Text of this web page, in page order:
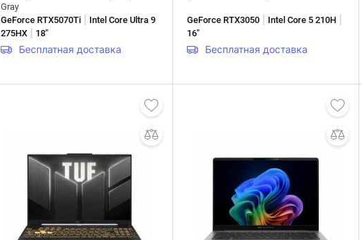
Gray
GeForce RTX5070Ti
Intel Core Ultra 9
275HX
18"
Бесплатная доставка
GeForce RTX3050 Intel Core 5 210H
16"
Бесплатная доставка